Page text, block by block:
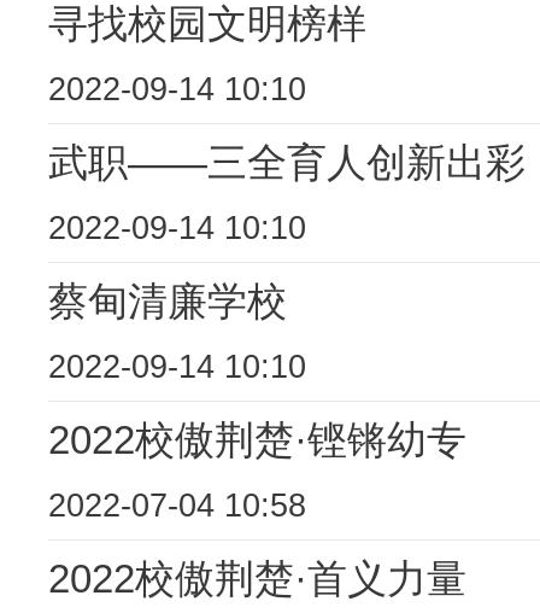
寻找校园文明榜样
2022-09-14 10:10
武职——三全育人创新出彩
2022-09-14 10:10
蔡甸清廉学校
2022-09-14 10:10
2022校傲荆楚·铿锵幼专
2022-07-04 10:58
2022校傲荆楚·首义力量